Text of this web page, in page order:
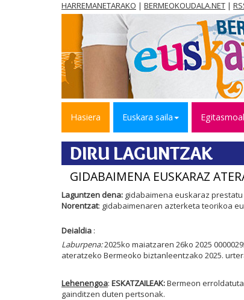
HARREMANETARAKO | BERMEOKOUDALA.NET |
Hasiera Euskara saila
DIRU LAGUNTZAK
GIDABAIMENA EUSKARAZ
Laguntzen dena: gidabaimena euskaraz
Norentzat: gidabaimenaren azterketa teorikoa
Deialdia :
Laburpena:2025ko maiatzaren 26ko 2025
ateratzeko Bermeoko biztanleentzako 2025.
Lehenengoa: ESKATZAILEAK:Bermeon
gainditzen duten pertsonak.